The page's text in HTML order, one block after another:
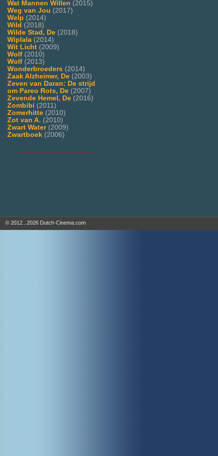
Wat Mannen Willen (2015)
Weg van Jou (2017)
Welp (2014)
Wild (2018)
Wilde Stad, De (2018)
Wiplala (2014)
Wit Licht (2009)
Wolf (2010)
Wolf (2013)
Wonderbroeders (2014)
Zaak Alzheimer, De (2003)
Zeven van Daran: De strijd
om Pareo Rots, De (2007)
Zevende Hemel, De (2016)
Zombibi (2011)
Zomerhitte (2010)
Zot van A. (2010)
Zwart Water(2009)
Zwartboek (2006)
© 2012...2026 Dutch-Cinema.com